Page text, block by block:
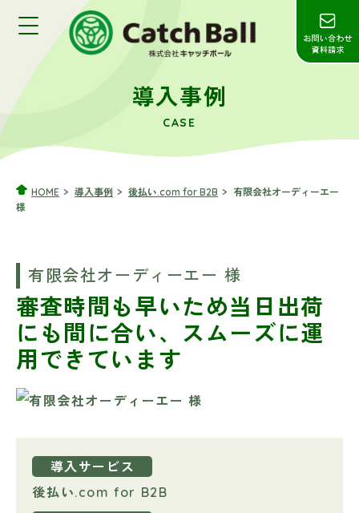
導入事例
CASE
HOME 導入事例 後払い.com for B2B
有限会社オーディーエー
様
有限会社オーディーエー 様
審査時間も早いため当日出荷
にも間に合い、 スムーズに運
用できています
導入サービス
後払い.com for B2B